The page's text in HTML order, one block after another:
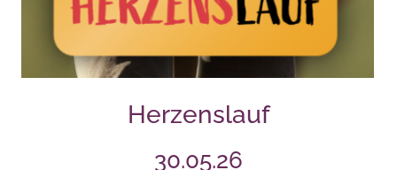
Herzenslauf
30.05.26